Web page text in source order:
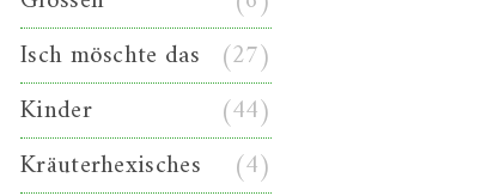
Isch möschte das (27)
Kinder
(44)
Kräuterhexisches
(4)